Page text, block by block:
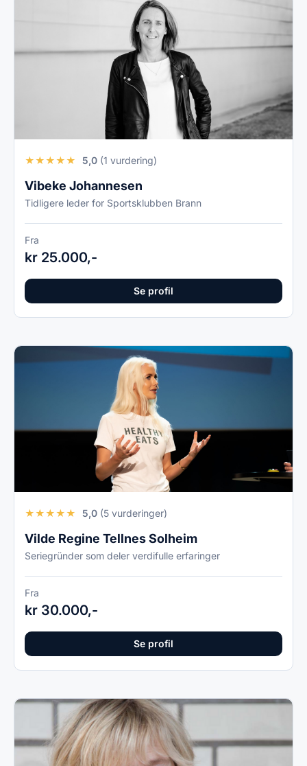
★★★★★ 5,0 (1 vurdering)
Vibeke Johannesen
Tidligere leder for Sportsklubben Brann
Fra
kr 25.000,-
Se profil
★★★★★ 5,0 (5 vurderinger)
Vilde Regine Tellnes Solheim
Seriegründer som deler verdifulle erfaringer
Fra
kr 30.000,-
Se profil